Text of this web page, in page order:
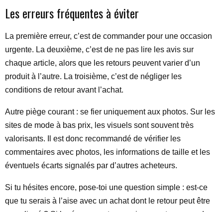
Les erreurs fréquentes à éviter
La première erreur, c’est de commander pour une occasion
urgente. La deuxième, c’est de ne pas lire les avis sur
chaque article, alors que les retours peuvent varier d’un
produit à l’autre. La troisième, c’est de négliger les
conditions de retour avant l’achat.
Autre piège courant : se fier uniquement aux photos. Sur les
sites de mode à bas prix, les visuels sont souvent très
valorisants. Il est donc recommandé de vérifier les
commentaires avec photos, les informations de taille et les
éventuels écarts signalés par d’autres acheteurs.
Si tu hésites encore, pose-toi une question simple : est-ce
que tu serais à l’aise avec un achat dont le retour peut être